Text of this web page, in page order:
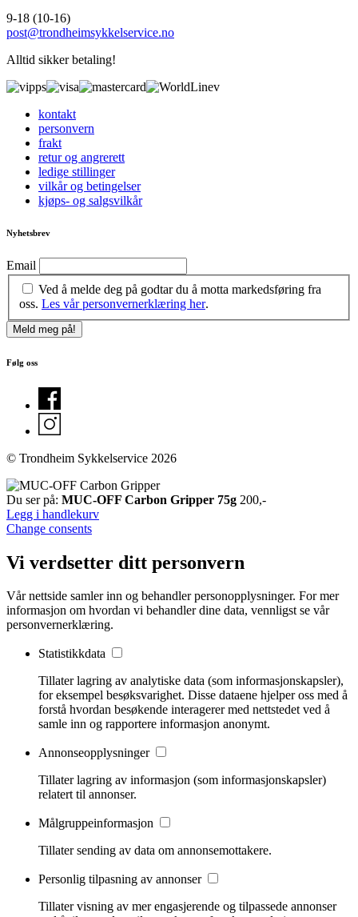
9-18 (10-16)
post@trondheimsykkelservice.no
Alltid sikker betaling!
kontakt
personvern
frakt
retur og angrerett
ledige stillinger
vilkår og betingelser
kjøps- og salgsvilkår
Nyhetsbrev
Email
Ved å melde deg på godtar du å motta markedsføring fra
oss. Les vår personvernerklæring her.
Følg oss
© Trondheim Sykkelservice 2026
Du ser på: MUC-OFF Carbon Gripper 75g 200,-
Legg i handlekurv
Change consents
Vi verdsetter ditt personvern
Vår nettside samler inn og behandler personopplysninger. For mer
informasjon om hvordan vi behandler dine data, vennligst se vår
personvernerklæring.
Statistikkdata
Tillater lagring av analytiske data (som informasjonskapsler),
for eksempel besøksvarighet. Disse dataene hjelper oss med å
forstå hvordan besøkende interagerer med nettstedet ved å
samle inn og rapportere informasjon anonymt.
Annonseopplysninger
Tillater lagring av informasjon (som informasjonskapsler)
relatert til annonser.
Målgruppeinformasjon
Tillater sending av data om annonsemottakere.
Personlig tilpasning av annonser
Tillater visning av mer engasjerende og tilpassede annonser